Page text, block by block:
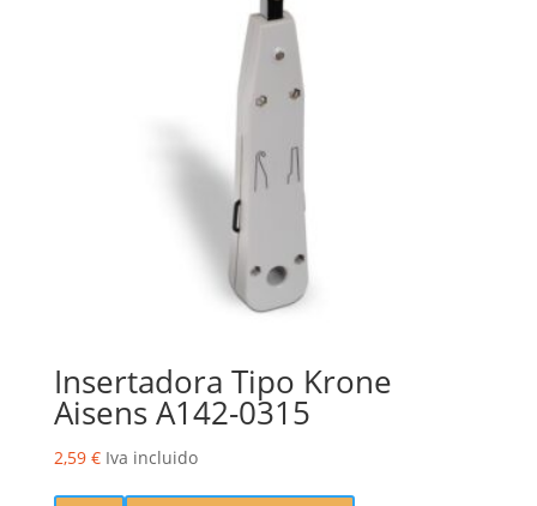
Insertadora Tipo Krone
Aisens A142-0315
2,59 € Iva incluido